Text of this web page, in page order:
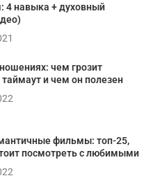
4 навыка + духовный
чем грозит
и чем он полезен
фильмы: топ-25,
посмотреть с любимыми